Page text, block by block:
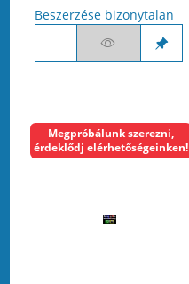
Beszerzése bizonytalan
Megpróbálunk szerezni,
érdeklődj elérhetőségeinken!